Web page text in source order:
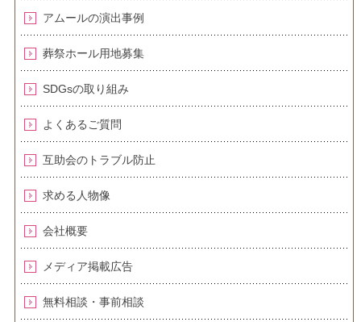
アムールの演出事例
葬祭ホール用地募集
SDGsの取り組み
よくあるご質問
互助会のトラブル防止
求める人物像
会社概要
メディア掲載広告
無料相談・事前相談